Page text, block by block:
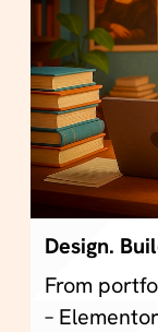
Design.
From
–